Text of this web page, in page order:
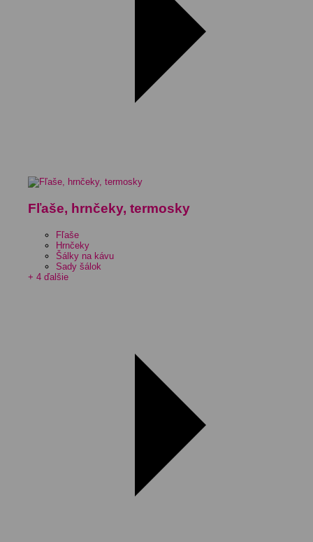
Fľaše, hrnčeky, termosky
Fľaše
Hrnčeky
Šálky na kávu
Sady šálok
+ 4 ďalšie